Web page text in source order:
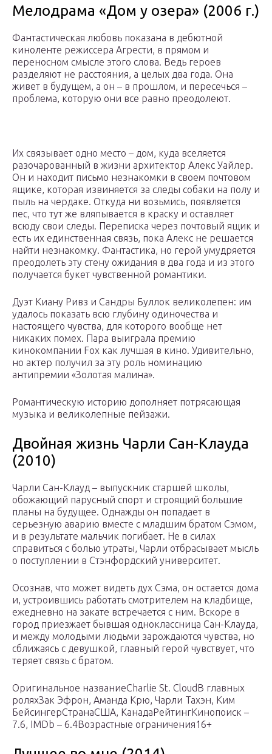
Мелодрама «Дом у озера» (2006 г.)
Фантастическая любовь показана в дебютной
киноленте режиссера Агрести, в прямом и
переносном смысле этого слова. Ведь героев
разделяют не расстояния, а целых два года. Она
живет в будущем, а он – в прошлом, и пересечься –
проблема, которую они все равно преодолеют.
Их связывает одно место – дом, куда вселяется
разочарованный в жизни архитектор Алекс Уайлер.
Он и находит письмо незнакомки в своем почтовом
ящике, которая извиняется за следы собаки на полу и
пыль на чердаке. Откуда ни возьмись, появляется
пес, что тут же вляпывается в краску и оставляет
всюду свои следы. Переписка через почтовый ящик и
есть их единственная связь, пока Алекс не решается
найти незнакомку. Фантастика, но герой умудряется
преодолеть эту стену ожидания в два года и из этого
получается букет чувственной романтики.
Дуэт Киану Ривз и Сандры Буллок великолепен: им
удалось показать всю глубину одиночества и
настоящего чувства, для которого вообще нет
никаких помех. Пара выиграла премию
кинокомпании Fox как лучшая в кино. Удивительно,
но актер получил за эту роль номинацию
антипремии «Золотая малина».
Романтическую историю дополняет потрясающая
музыка и великолепные пейзажи.
Двойная жизнь Чарли Сан-Клауда
(2010)
Чарли Сан-Клауд – выпускник старшей школы,
обожающий парусный спорт и строящий большие
планы на будущее. Однажды он попадает в
серьезную аварию вместе с младшим братом Сэмом,
и в результате мальчик погибает. Не в силах
справиться с болью утраты, Чарли отбрасывает мысль
о поступлении в Стэнфордский университет.
Осознав, что может видеть дух Сэма, он остается дома
и, устроившись работать смотрителем на кладбище,
ежедневно на закате встречается с ним. Вскоре в
город приезжает бывшая одноклассница Сан-Клауда,
и между молодыми людьми зарождаются чувства, но
сближаясь с девушкой, главный герой чувствует, что
теряет связь с братом.
Оригинальное названиеCharlie St. CloudВ главных
роляхЗак Эфрон, Аманда Крю, Чарли Тахэн, Ким
БейсингерСтранаСША, КанадаРейтингКинопоиск –
7.6, IMDb – 6.4Возрастные ограничения16+